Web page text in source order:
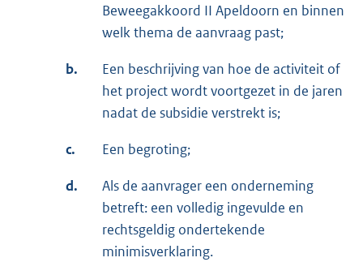
Beweegakkoord II Apeldoorn en binnen
welk thema de aanvraag past;
b.
Een beschrijving van hoe de activiteit of
het project wordt voortgezet in de jaren
nadat de subsidie verstrekt is;
c. Een begroting;
d.
Als de aanvrager een onderneming
betreft: een volledig ingevulde en
rechtsgeldig ondertekende
minimisverklaring.